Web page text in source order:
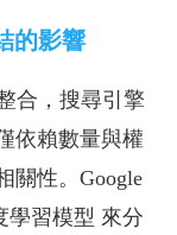
的影響
合，搜尋引擎
依賴數量與權
關性。Google
學習模型 來分